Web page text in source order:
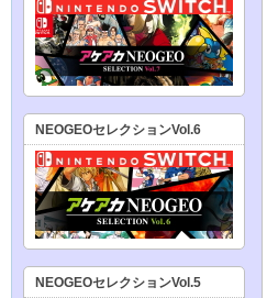
NEOGEOセレクションVol.6
NEOGEOセレクションVol.5